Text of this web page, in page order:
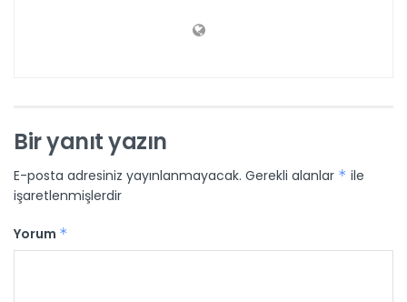
Bir yanıt yazın
E-posta adresiniz yayınlanmayacak. Gerekli alanlar * ile
işaretlenmişlerdir
Yorum *